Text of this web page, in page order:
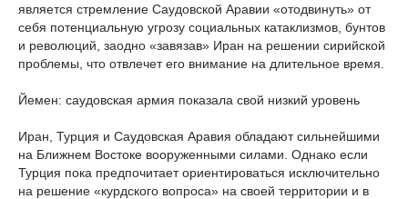
является стремление Саудовской Аравии «отодвинуть» от
себя потенциальную угрозу социальных катаклизмов, бунтов
и революций, заодно «завязав» Иран на решении сирийской
проблемы, что отвлечет его внимание на длительное время.
Йемен: саудовская армия показала свой низкий уровень
Иран, Турция и Саудовская Аравия обладают сильнейшими
на Ближнем Востоке вооруженными силами. Однако если
Турция пока предпочитает ориентироваться исключительно
на решение «курдского вопроса» на своей территории и в